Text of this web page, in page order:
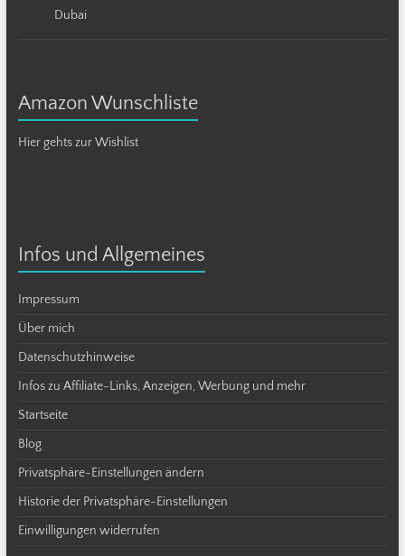
Dubai
Amazon Wunschliste
Hier gehts zur Wishlist
Infos und Allgemeines
Impressum
Über mich
Datenschutzhinweise
Infos zu Affiliate-Links, Anzeigen, Werbung und mehr
Startseite
Blog
Privatsphäre-Einstellungen ändern
Historie der Privatsphäre-Einstellungen
Einwilligungen widerrufen